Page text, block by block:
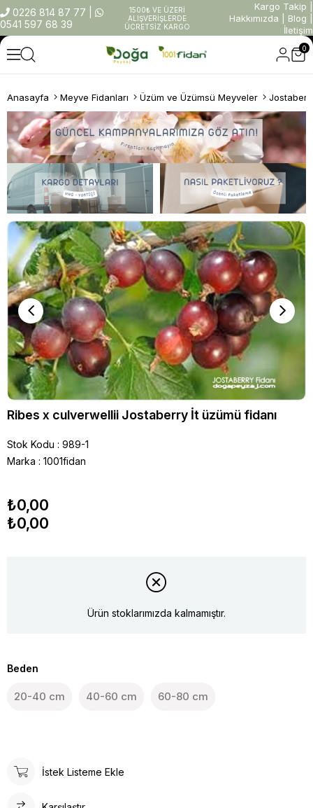
0226 814 87 77
0541 597 68 39
1500₺ VE ÜZERİ
ALIŞVERİŞLERDE
ÜCRETSİZ KARGO
Kargo Takip
Hakkımızda
Blog
İletişim
0
Anasayfa Meyve Fidanları Üzüm ve Üzümsü Meyveler
Ribes x culverwellii Jostaberry İt üzümü fidanı
Stok Kodu
989-1
Marka : 1001fidan
₺0,00
₺0,00
Ürün stoklarımızda kalmamıştır.
Beden
20-40 cm 40-60 cm 60-80 cm
İstek Listeme Ekle